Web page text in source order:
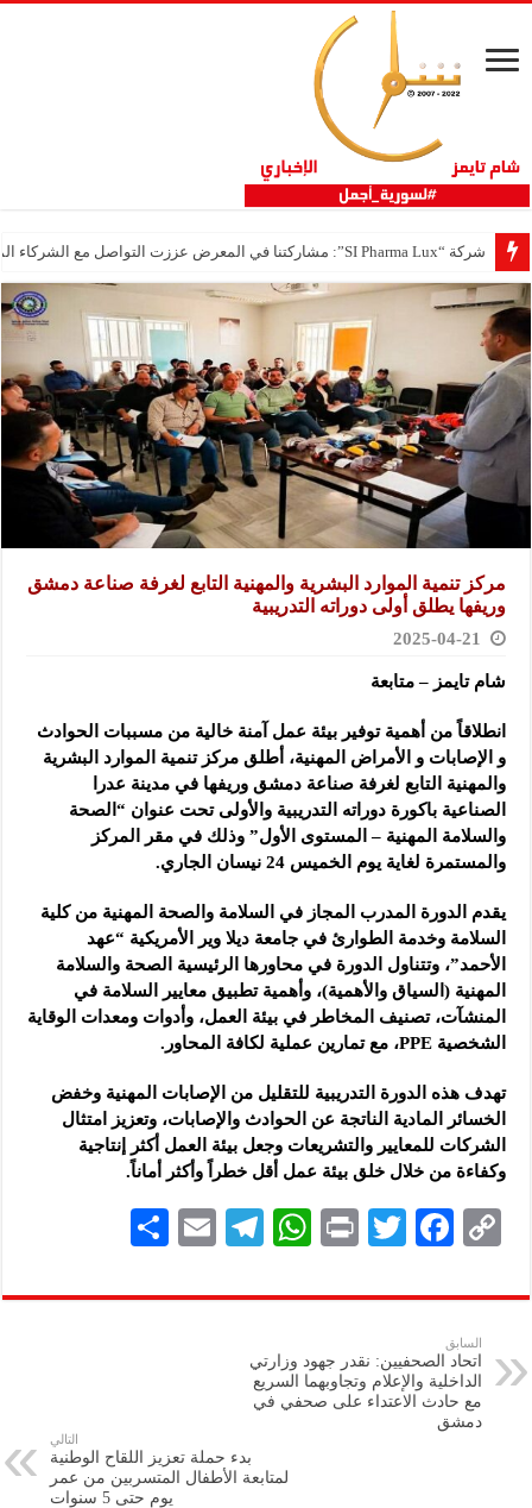
شركة “SI Pharma Lux”: مشاركتنا في المعرض عززت التواصل مع الشركاء المحليين والدوليين
مركز تنمية الموارد البشرية والمهنية التابع لغرفة صناعة دمشق
وريفها يطلق أولى دوراته التدريبية
2025-04-21
شام تايمز – متابعة
انطلاقاً من أهمية توفير بيئة عمل آمنة خالية من مسببات الحوادث
و الإصابات و الأمراض المهنية، أطلق مركز تنمية الموارد البشرية
والمهنية التابع لغرفة صناعة دمشق وريفها في مدينة عدرا
الصناعية باكورة دوراته التدريبية والأولى تحت عنوان “الصحة
والسلامة المهنية – المستوى الأول” وذلك في مقر المركز
والمستمرة لغاية يوم الخميس 24 نيسان الجاري.
يقدم الدورة المدرب المجاز في السلامة والصحة المهنية من كلية
السلامة وخدمة الطوارئ في جامعة ديلا وير الأمريكية “عهد
الأحمد”، وتتناول الدورة في محاورها الرئيسية الصحة والسلامة
المهنية (السياق والأهمية)، وأهمية تطبيق معايير السلامة في
المنشآت، تصنيف المخاطر في بيئة العمل، وأدوات ومعدات الوقاية
الشخصية PPE، مع تمارين عملية لكافة المحاور.
تهدف هذه الدورة التدريبية للتقليل من الإصابات المهنية وخفض
الخسائر المادية الناتجة عن الحوادث والإصابات، وتعزيز امتثال
الشركات للمعايير والتشريعات وجعل بيئة العمل أكثر إنتاجية
وكفاءة من خلال خلق بيئة عمل أقل خطراً وأكثر أماناً.
C
p
y
Li
n
F
eb
k
T
tt
P
nt
W
at
A
p
Te
gr
E
ai
ar
السابق
اتحاد الصحفيين: نقدر جهود وزارتي
الداخلية والإعلام وتجاوبهما السريع
مع ‏حادث الاعتداء على صحفي في
دمشق
التالي
بدء حملة تعزيز اللقاح الوطنية
لمتابعة ‏الأطفال المتسربين من عمر
يوم حتى 5 سنوات